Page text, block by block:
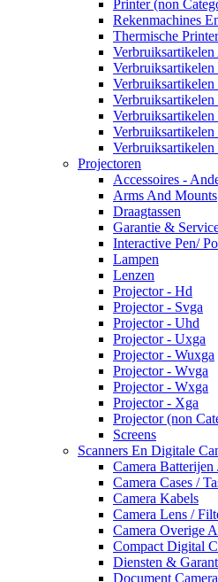
Printer (non
Rekenmachines
Thermische
Verbruiksartikelen
Verbruiksartikelen
Verbruiksartikelen
Projectoren
Accessoires -
Arms And Mounts
Draagtassen
Garantie &
Interactive Pen/
Lampen
Lenzen
Projector - Hd
Projector - Svga
Projector - Uhd
Projector - Uxga
Projector - Wuxga
Projector - Wvga
Projector - Wxga
Projector - Xga
Projector (non
Screens
Scanners En Digitale
Camera Batterijen
Camera Cases /
Camera Kabels
Camera Lens /
Camera Overige
Compact Digital
Diensten &
Document